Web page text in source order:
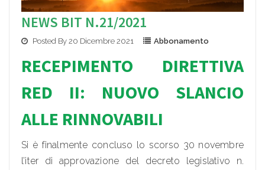
NEWS BIT N.21/2021
Posted By 20 Dicembre 2021 Abbonamento
RECEPIMENTO DIRETTIVA
RED II: NUOVO SLANCIO
ALLE RINNOVABILI
Si è finalmente concluso lo scorso 30 novembre
l’iter di approvazione del decreto legislativo n.